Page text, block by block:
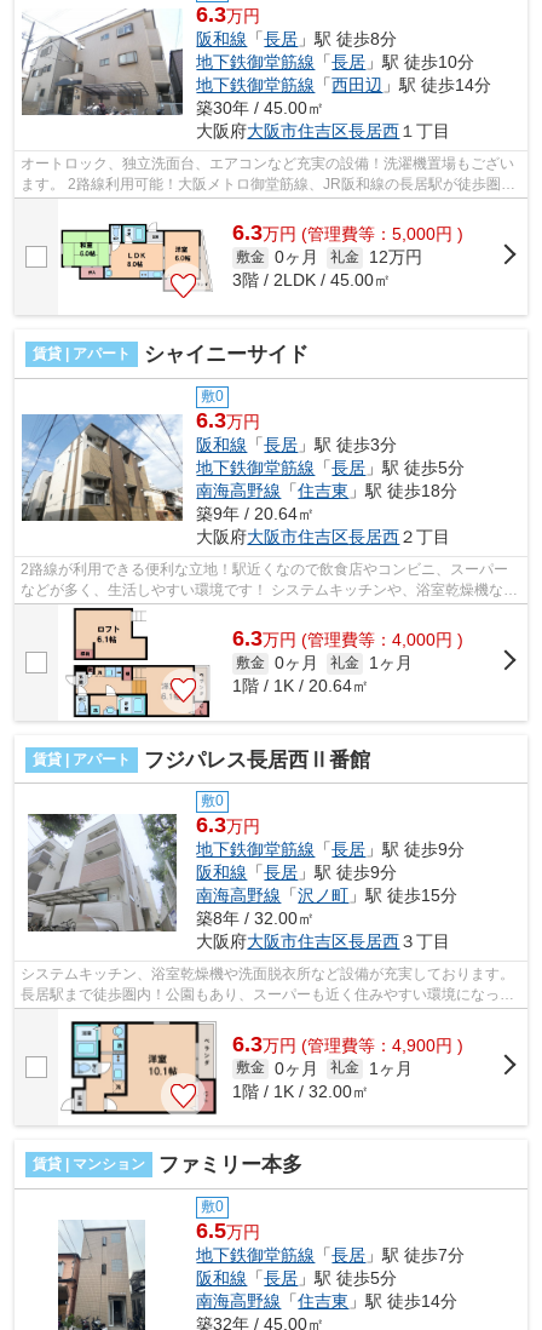
6.3万円
阪和線 「長居 」駅 徒歩8分
地下鉄御堂筋線 「長居 」駅 徒歩10分
地下鉄御堂筋線 「西田辺 」駅 徒歩14分
築30年 / 45.00㎡
大阪府大阪市住吉区長居西 １丁目
オートロック、独立洗面台、エアコンなど充実の設備！洗濯機置場もござい
ます。 2路線利用可能！大阪メトロ御堂筋線、JR阪和線の長居駅が徒歩圏
内、大領小学校区の物件です！ ■□■□■□...
6.3万円 (管理費等：5,000円 )
敷金 0ヶ月 礼金
12万円
3階 / 2LDK / 45.00㎡
賃貸 | アパート シャイニーサイド
敷0
6.3万円
阪和線 「長居 」駅 徒歩3分
地下鉄御堂筋線 「長居 」駅 徒歩5分
南海高野線 「住吉東 」駅 徒歩18分
築9年 / 20.64㎡
大阪府大阪市住吉区長居西２丁目
2路線が利用できる便利な立地！駅近くなので飲食店やコンビニ、スーパー
などが多く、生活しやすい環境です！ システムキッチンや、浴室乾燥機な
ど！インターネットも無料です！ ■□■□...
6.3万円 (管理費等：4,000円 )
敷金 0ヶ月 礼金
1ヶ月
1階 / 1K / 20.64㎡
賃貸 | アパート フジパレス長居西Ⅱ番館
敷0
6.3万円
地下鉄御堂筋線 「長居 」駅 徒歩9分
阪和線 「長居 」駅 徒歩9分
南海高野線 「沢ノ町 」駅 徒歩15分
築8年 / 32.00㎡
大阪府大阪市住吉区長居西３丁目
システムキッチン、浴室乾燥機や洗面脱衣所など設備が充実しております。
長居駅まで徒歩圏内！公園もあり、スーパーも近く住みやすい環境になって
6.3万円 (管理費等：4,900円 )
敷金 0ヶ月 礼金
1ヶ月
1階 / 1K / 32.00㎡
賃貸 | マンション ファミリー本多
敷0
6.5万円
地下鉄御堂筋線 「長居 」駅 徒歩7分
阪和線 「長居 」駅 徒歩5分
南海高野線 「住吉東 」駅 徒歩14分
築32年 / 45.00㎡